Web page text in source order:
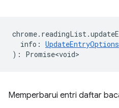
chrome. readingList .
info : UpdateEntryOptions
) : Promise<void>
Memperbarui entri daftar